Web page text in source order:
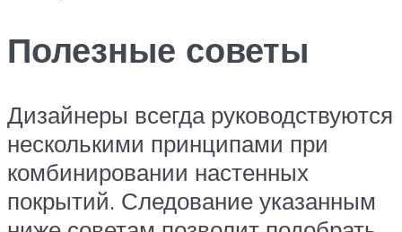
Полезные советы
Дизайнеры всегда руководствуются
несколькими принципами при
комбинировании настенных
покрытий. Следование указанным